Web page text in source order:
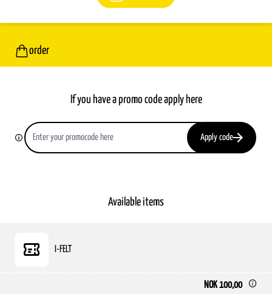
order
If you have a promo code apply here
Apply code
Available items
I-FELT
NOK 100,00